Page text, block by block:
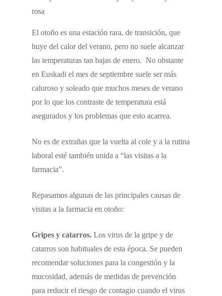
El otoño es una estación rara, de transición, que
huye del calor del verano, pero no suele alcanzar
las temperaturas tan bajas de enero. No obstante
en Euskadi el mes de septiembre suele ser más
caluroso y soleado que muchos meses de verano
por lo que los contraste de temperatura está
asegurados y los problemas que esto acarrea.
No es de extrañas que la vuelta al cole y a la rutina
laboral esté también unida a “las visitas a la
farmacia”.
Repasamos algunas de las principales causas de
visitas a la farmacia en otoño:
Gripes y catarros. Los virus de la gripe y de
catarros son habituales de esta época. Se pueden
recomendar soluciones para la congestión y la
mucosidad, además de medidas de prevención
para reducir el riesgo de contagio cuando el virus